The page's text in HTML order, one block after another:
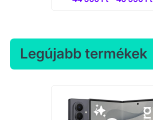
Legújabb termékek